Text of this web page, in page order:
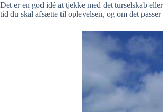
Det er en god idé at tjekke med det turselskab
tid du skal afsætte til oplevelsen, og om det